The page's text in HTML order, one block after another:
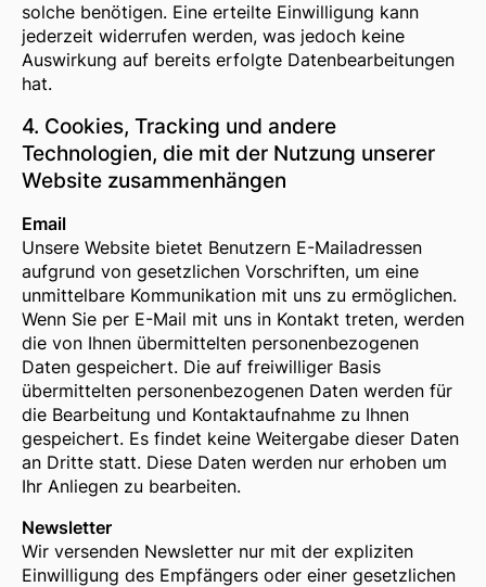
solche benötigen. Eine erteilte Einwilligung kann
jederzeit widerrufen werden, was jedoch keine
Auswirkung auf bereits erfolgte Datenbearbeitungen
hat.
4. Cookies, Tracking und andere
Technologien, die mit der Nutzung unserer
Website zusammenhängen
Email
Unsere Website bietet Benutzern E-Mailadressen
aufgrund von gesetzlichen Vorschriften, um eine
unmittelbare Kommunikation mit uns zu ermöglichen.
Wenn Sie per E-Mail mit uns in Kontakt treten, werden
die von Ihnen übermittelten personenbezogenen
Daten gespeichert. Die auf freiwilliger Basis
übermittelten personenbezogenen Daten werden für
die Bearbeitung und Kontaktaufnahme zu Ihnen
gespeichert. Es findet keine Weitergabe dieser Daten
an Dritte statt. Diese Daten werden nur erhoben um
Ihr Anliegen zu bearbeiten.
Newsletter
Wir versenden Newsletter nur mit der expliziten
Einwilligung des Empfängers oder einer gesetzlichen